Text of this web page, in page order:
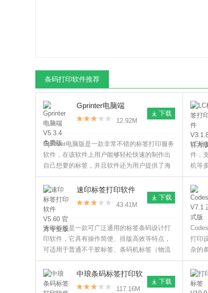
条码打印软件推荐
Gprinter电脑端
V5.3.4 免费版
12.92M
下载
Gprinter电脑版是一款非常不错的标签打印服务
软件，在该软件上用户能够轻松快速的制作出
自己想要的标签，并且软件还为用户提供了海
量的标签模板，用户可以随意进行使用，以及
还支持一维、二维条码的打印、图片打印等。
LC标
件，
机等
库，
品标
速印标签打印软件
V5.60 官方专业版
43.41M
下载
速印标签是一款可广泛通用的标签条码设计打
印软件，它具有操作简便、排版高效等特点，
可适用于普通不干胶标签、条码机标签（物流
标签）、价格标签、服装吊牌、报告单、证
件、名片等排版设计与打印操作。
打印
杂的
种标
了用
中琅条码标签打印软
件X86 V6.5.6 官方版
117.16M
下载